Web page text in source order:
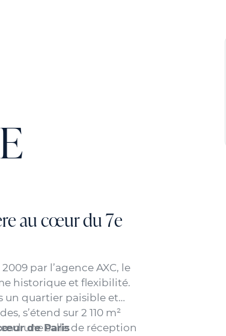
au cœur du 7e
par l’agence AXC, le
historique et flexibilité.
un quartier paisible et
s’étend sur 2 110 m²
une salle de réception
de Paris